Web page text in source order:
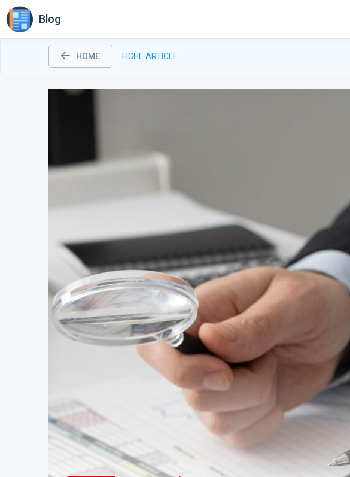
Blog
HOME FICHE ARTICLE